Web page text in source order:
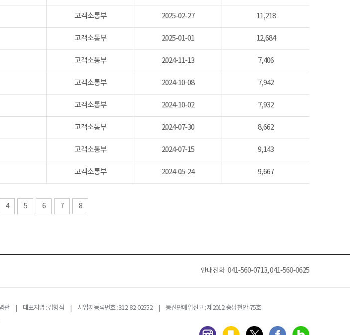
고객소통부 2025-02-27 11,218
고객소통부 2025-01-01 12,684
고객소통부 2024-11-13 7,406
고객소통부 2024-10-08 7,942
고객소통부 2024-10-02 7,932
고객소통부 2024-07-30 8,662
고객소통부 2024-07-15 9,143
고객소통부 2024-05-24 9,667
4 5 6 7 8
안내전화 041-560-0713, 041-560-0625
념관 | 대표자명 : 김형석 | 사업자등록번호 : 312-82-02552 | 통신판매업신고 : 제2012-충남천안-75호